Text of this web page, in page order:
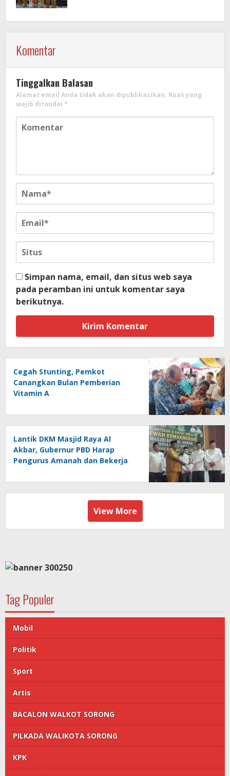
Komentar
Tinggalkan Balasan
Alamat email Anda tidak akan dipublikasikan. Ruas yang
wajib ditandai *
Simpan nama, email, dan situs web saya
pada peramban ini untuk komentar saya
berikutnya.
Cegah Stunting, Pemkot
Canangkan Bulan Pemberian
Vitamin A
Lantik DKM Masjid Raya Al
Akbar, Gubernur PBD Harap
Pengurus Amanah dan Bekerja
View More
Tag Populer
Mobil
Politik
Sport
Artis
BACALON WALKOT SORONG
PILKADA WALIKOTA SORONG
KPK